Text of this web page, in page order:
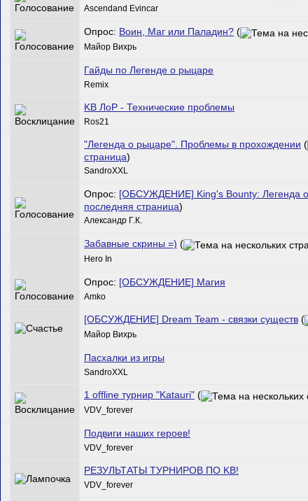
Ascendand Evincar
Опрос: Воин, Маг или Паладин? (
Майор Вихрь
Гайды по Легенде о рыцаре
Remix
KB ЛоР - Технические проблемы
Ros21
"Легенда о рыцаре". Проблемы в прохождении (
страница)
SandroXXL
Опрос: [ОБСУЖДЕНИЕ] King's Bounty: Легенда
последняя страница)
Александр Г.К.
Забавные скрины =) (
Hero In
Опрос: [ОБСУЖДЕНИЕ] Магия
Amko
[ОБСУЖДЕНИЕ] Dream Team - связки существ (
Майор Вихрь
Пасхалки из игры
SandroXXL
1 offline турнир "Katauri" (
VDV_forever
Подвиги наших героев!
VDV_forever
РЕЗУЛЬТАТЫ ТУРНИРОВ ПО KB!
VDV_forever